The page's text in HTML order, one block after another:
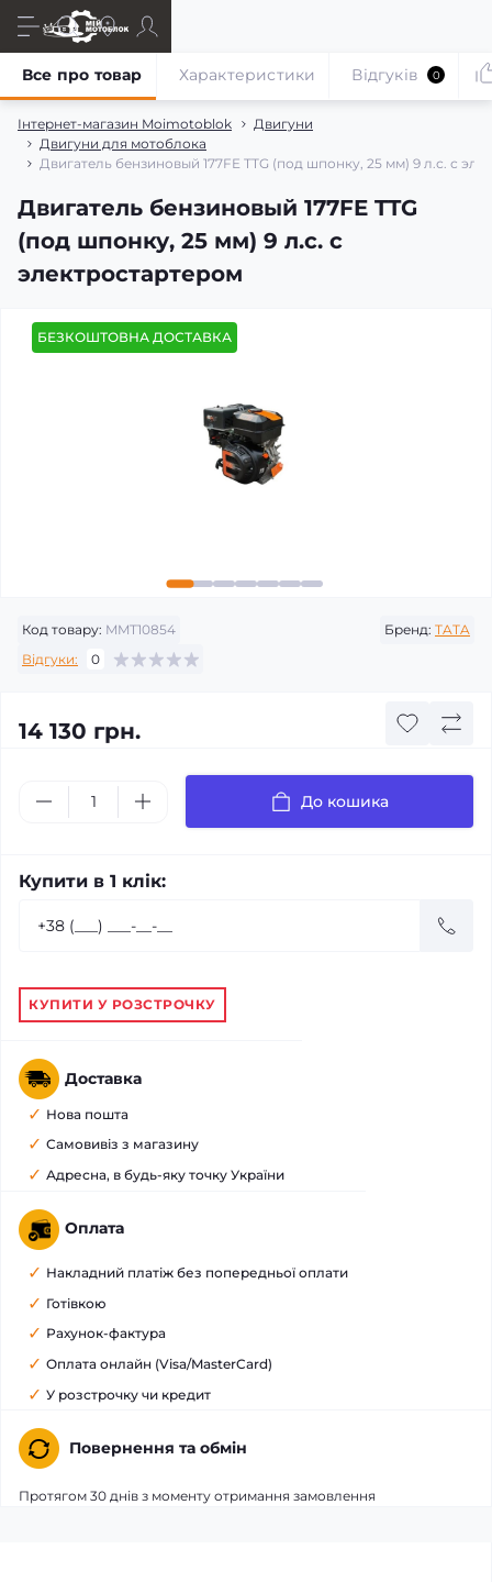
Інтернет-магазин Moimotoblok
Двигуни
Двигуни для мотоблока
Двигатель бензиновый 177FE TTG (под шпонку, 25 мм) 9 л.с. с
Двигатель бензиновый 177FE TTG
(под шпонку, 25 мм) 9 л.с. с
электростартером
Все про товар Характеристики Відгуків 0
БЕЗКОШТОВНА ДОСТАВКА
Код товару: MMT10854 Бренд: TATA
Відгуки:
0
14 130 грн.
До кошика
Купити в 1 клік:
КУПИТИ У РОЗСТРОЧКУ
Доставка
Нова пошта
Самовивіз з магазину
Адресна, в будь-яку точку України
Оплата
Накладний платіж без попередньої оплати
Готівкою
Рахунок-фактура
Оплата онлайн (Visa/MasterCard)
У розстрочку чи кредит
Повернення та обмін
Протягом 30 днів з моменту отримання замовлення